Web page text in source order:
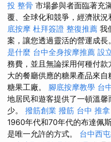
投 整骨 市場參與者面臨著充
覆、全球化和競爭，經濟狀況
底按摩 杜拜簽證 整復推薦 我
案，讓您透過靈活的營運成長
是什麼 台中全身按摩推薦 設
務費，並且無論採用何種付
大的餐廳供應的糖果產品來
糖果工廠。 腳底按摩教學 台
地居民和遊客提供了一頓溫
少。 撥筋創業 撥筋 台中 推拿
1960年代和70年代的布達佩
是唯一允許的方式。 台中西